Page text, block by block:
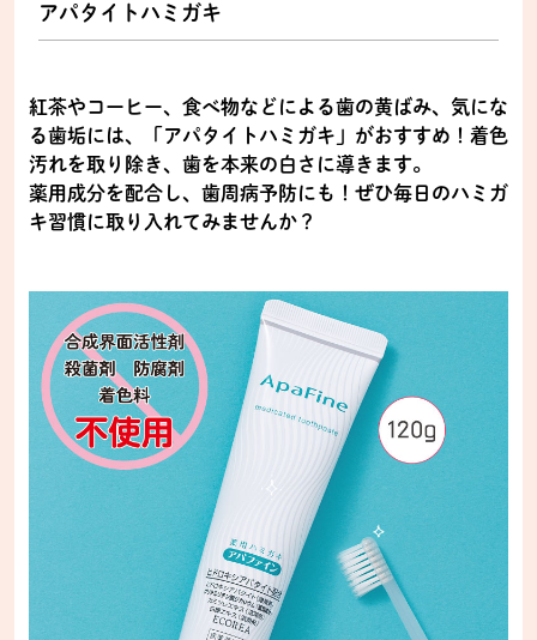
アパタイトハミガキ
紅茶やコーヒー、食べ物などによる歯の黄ばみ、気にな
る歯垢には、「アパタイトハミガキ」がおすすめ！着色
汚れを取り除き、歯を本来の白さに導きます。
薬用成分を配合し、歯周病予防にも！ぜひ毎日のハミガ
キ習慣に取り入れてみませんか？